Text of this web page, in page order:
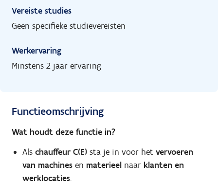
Vereiste studies
Geen specifieke studievereisten
Werkervaring
Minstens 2 jaar ervaring
Functieomschrijving
Wat houdt deze functie in?
Als chauffeur C(E) sta je in voor het vervoeren
van machinesen materieel naar klanten en
werklocaties.